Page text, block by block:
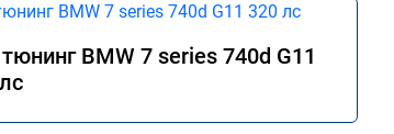
BMW 7 series 740d G11